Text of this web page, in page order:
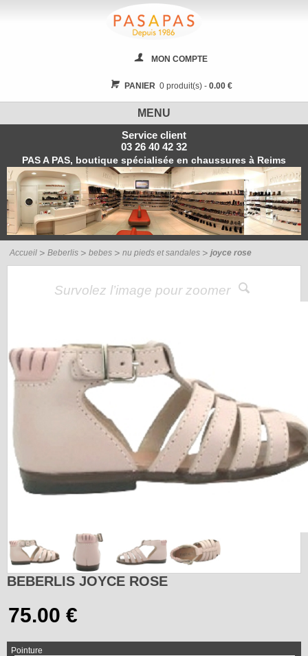
MON COMPTE
PANIER0 produit(s) - 0.00 €
MENU
Service client
03 26 40 42 32
PAS A PAS, boutique spécialisée en chaussures à Reims
Accueil Beberlis bebes nu pieds et sandales joyce rose
Survolez l’image pour zoomer
BEBERLIS JOYCE ROSE
Pointure